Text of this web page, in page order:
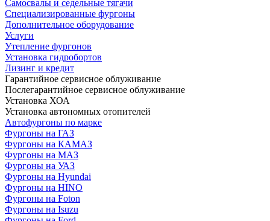
Самосвалы и седельные тягачи
Специализированные фургоны
Дополнительное оборудование
Услуги
Утепление фургонов
Установка гидробортов
Лизинг и кредит
Гарантийное сервисное облуживание
Послегарантийное сервисное облуживание
Установка ХОА
Установка автономных отопителей
Автофургоны по марке
Фургоны на ГАЗ
Фургоны на КАМАЗ
Фургоны на МАЗ
Фургоны на УАЗ
Фургоны на Hyundai
Фургоны на HINO
Фургоны на Foton
Фургоны на Isuzu